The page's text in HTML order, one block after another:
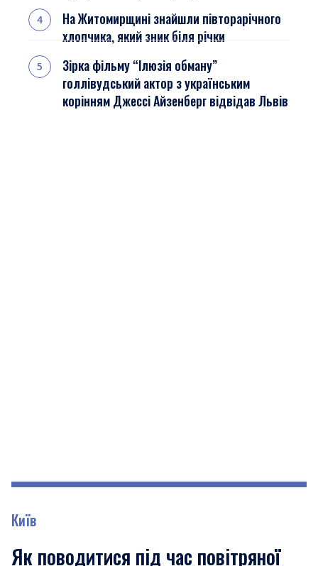
На Житомирщині знайшли півторарічного
хлопчика, який зник біля річки
Зірка фільму “Ілюзія обману”
голлівудський актор з українським
корінням Джессі Айзенберг відвідав Львів
Київ
Як поводитися під час повітряної